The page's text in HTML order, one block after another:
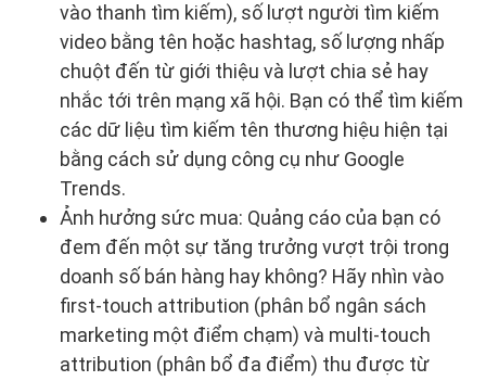
vào thanh tìm kiếm), số lượt người tìm kiếm
video bằng tên hoặc hashtag, số lượng nhấp
chuột đến từ giới thiệu và lượt chia sẻ hay
nhắc tới trên mạng xã hội. Bạn có thể tìm kiếm
các dữ liệu tìm kiếm tên thương hiệu hiện tại
bằng cách sử dụng công cụ như Google
Trends.
Ảnh hưởng sức mua: Quảng cáo của bạn có
đem đến một sự tăng trưởng vượt trội trong
doanh số bán hàng hay không? Hãy nhìn vào
first-touch attribution (phân bổ ngân sách
marketing một điểm chạm) và multi-touch
attribution (phân bổ đa điểm) thu được từ